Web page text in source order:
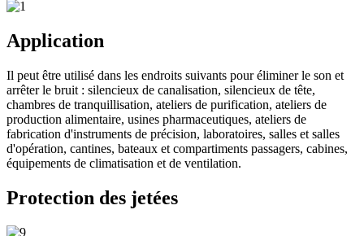
Application
Il peut être utilisé dans les endroits suivants pour éliminer le son et
arrêter le bruit : silencieux de canalisation, silencieux de tête,
chambres de tranquillisation, ateliers de purification, ateliers de
production alimentaire, usines pharmaceutiques, ateliers de
fabrication d'instruments de précision, laboratoires, salles et salles
d'opération, cantines, bateaux et compartiments passagers, cabines,
équipements de climatisation et de ventilation.
Protection des jetées